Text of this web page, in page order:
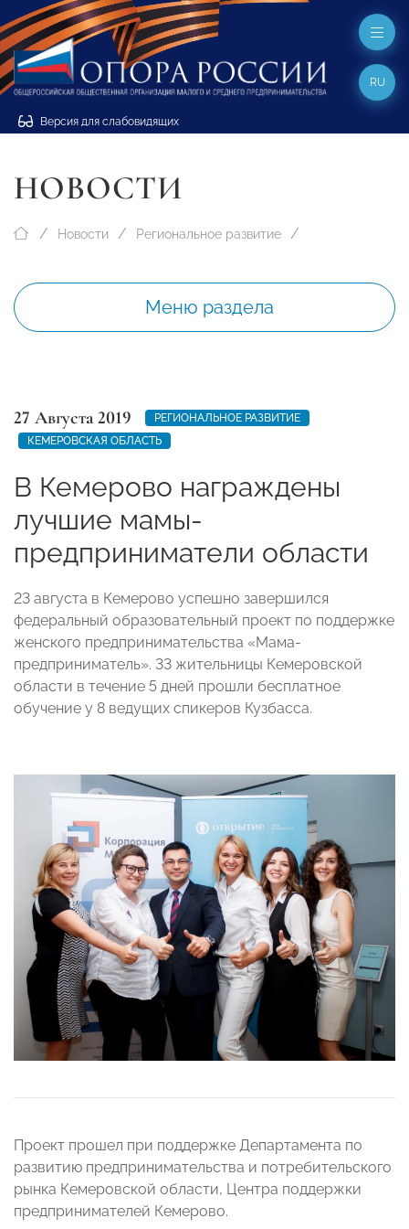
Версия для слабовидящих
RU
НОВОСТИ
Новости Региональное развитие
Меню раздела
27 Августа 2019
РЕГИОНАЛЬНОЕ РАЗВИТИЕ
КЕМЕРОВСКАЯ ОБЛАСТЬ
В Кемерово награждены
лучшие мамы-
предприниматели области
23 августа в Кемерово успешно завершился
федеральный образовательный проект по поддержке
женского предпринимательства «Мама-
предприниматель». 33 жительницы Кемеровской
области в течение 5 дней прошли бесплатное
обучение у 8 ведущих спикеров Кузбасса.
Проект прошел при поддержке Департамента по
развитию предпринимательства и потребительского
рынка Кемеровской области, Центра поддержки
предпринимателей Кемерово.